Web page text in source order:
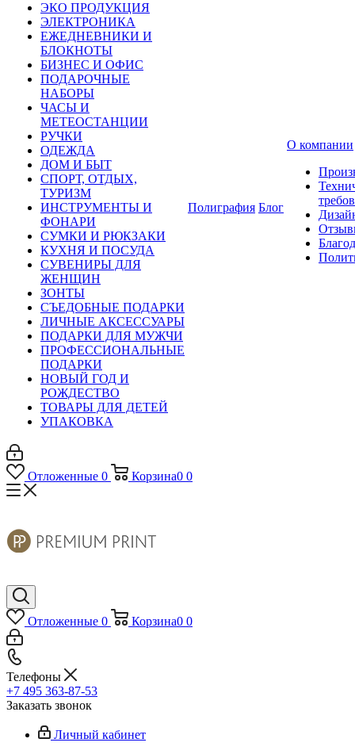
ЭКО ПРОДУКЦИЯ
ЭЛЕКТРОНИКА
ЕЖЕДНЕВНИКИ И
БЛОКНОТЫ
БИЗНЕС И ОФИС
ПОДАРОЧНЫЕ
НАБОРЫ
ЧАСЫ И
МЕТЕОСТАНЦИИ
РУЧКИ
ОДЕЖДА
ДОМ И БЫТ
СПОРТ, ОТДЫХ,
ТУРИЗМ
ИНСТРУМЕНТЫ И
ФОНАРИ
СУМКИ И РЮКЗАКИ
КУХНЯ И ПОСУДА
СУВЕНИРЫ ДЛЯ
ЖЕНЩИН
ЗОНТЫ
СЪЕДОБНЫЕ ПОДАРКИ
ЛИЧНЫЕ АКСЕССУАРЫ
ПОДАРКИ ДЛЯ МУЖЧИ
ПРОФЕССИОНАЛЬНЫЕ
ПОДАРКИ
НОВЫЙ ГОД И
РОЖДЕСТВО
ТОВАРЫ ДЛЯ ДЕТЕЙ
УПАКОВКА
Полиграфия Блог
О компании
Отложенные 0 Корзина0 0
Отложенные 0 Корзина0 0
Телефоны
+7 495 363-87-53
Заказать звонок
Личный кабинет